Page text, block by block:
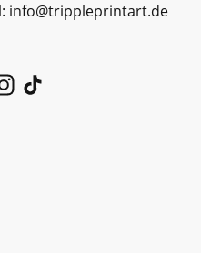
info@trippleprintart.de